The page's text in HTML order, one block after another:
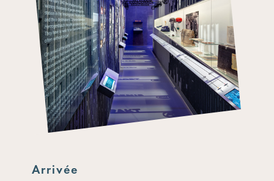
Arrivée